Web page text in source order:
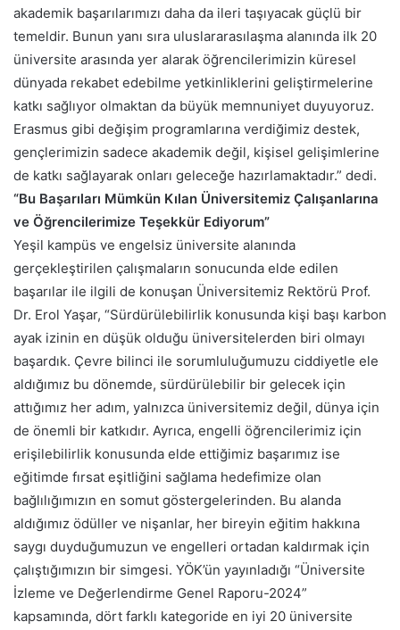
akademik başarılarımızı daha da ileri taşıyacak güçlü bir
temeldir. Bunun yanı sıra uluslararasılaşma alanında ilk 20
üniversite arasında yer alarak öğrencilerimizin küresel
dünyada rekabet edebilme yetkinliklerini geliştirmelerine
katkı sağlıyor olmaktan da büyük memnuniyet duyuyoruz.
Erasmus gibi değişim programlarına verdiğimiz destek,
gençlerimizin sadece akademik değil, kişisel gelişimlerine
de katkı sağlayarak onları geleceğe hazırlamaktadır.” dedi.
“Bu Başarıları Mümkün Kılan Üniversitemiz Çalışanlarına
ve Öğrencilerimize Teşekkür Ediyorum”
Yeşil kampüs ve engelsiz üniversite alanında
gerçekleştirilen çalışmaların sonucunda elde edilen
başarılar ile ilgili de konuşan Üniversitemiz Rektörü Prof.
Dr. Erol Yaşar, “Sürdürülebilirlik konusunda kişi başı karbon
ayak izinin en düşük olduğu üniversitelerden biri olmayı
başardık. Çevre bilinci ile sorumluluğumuzu ciddiyetle ele
aldığımız bu dönemde, sürdürülebilir bir gelecek için
attığımız her adım, yalnızca üniversitemiz değil, dünya için
de önemli bir katkıdır. Ayrıca, engelli öğrencilerimiz için
erişilebilirlik konusunda elde ettiğimiz başarımız ise
eğitimde fırsat eşitliğini sağlama hedefimize olan
bağlılığımızın en somut göstergelerinden. Bu alanda
aldığımız ödüller ve nişanlar, her bireyin eğitim hakkına
saygı duyduğumuzun ve engelleri ortadan kaldırmak için
çalıştığımızın bir simgesi. YÖK’ün yayınladığı “Üniversite
İzleme ve Değerlendirme Genel Raporu-2024”
kapsamında, dört farklı kategoride en iyi 20 üniversite